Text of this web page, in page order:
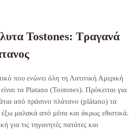
Tostones: Τραγανά
που ενώνει όλη τη Λατινική Αμερική
τα Platano (Tostones). Πρόκειται για
από πράσινο πλάτανο (plátano) τα
έξω μαλακά από μέσα και άκρως εθιστικά.
για τις τηγανητές πατάτες και